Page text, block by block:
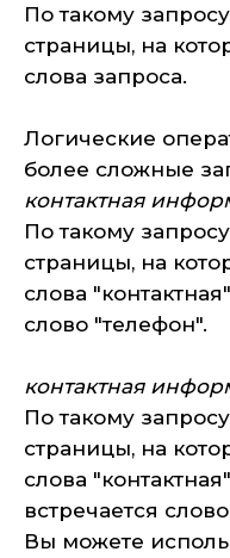
По такому
страницы, на
слова запроса.
Логические
более сложные
контактная
По такому
страницы, на
слова
слово "телефон".
контактная
По такому
страницы, на
слова
встречается
Вы можете